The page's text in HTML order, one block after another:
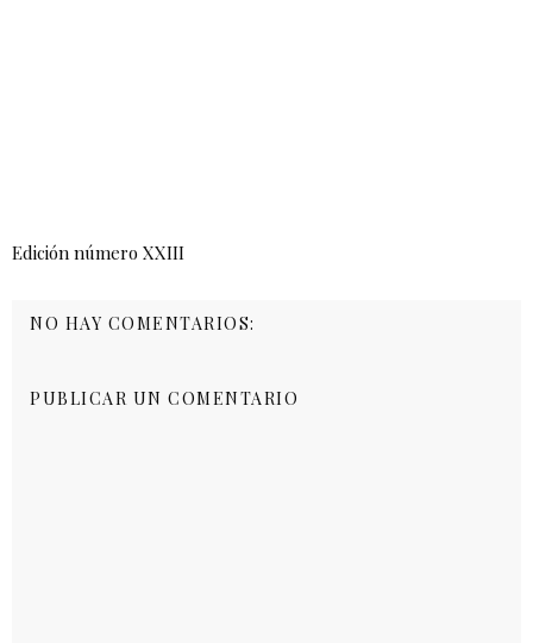
Edición número XXIII
NO HAY COMENTARIOS:
PUBLICAR UN COMENTARIO